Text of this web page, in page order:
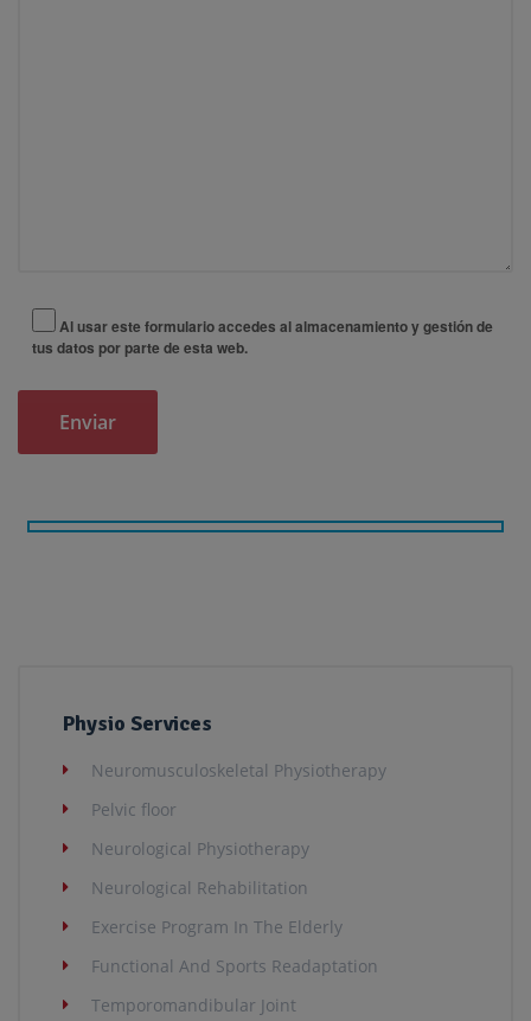
Al usar este formulario accedes al almacenamiento y gestión de
tus datos por parte de esta web.
Physio Services
Neuromusculoskeletal Physiotherapy
Pelvic floor
Neurological Physiotherapy
Neurological Rehabilitation
Exercise Program In The Elderly
Functional And Sports Readaptation
Temporomandibular Joint